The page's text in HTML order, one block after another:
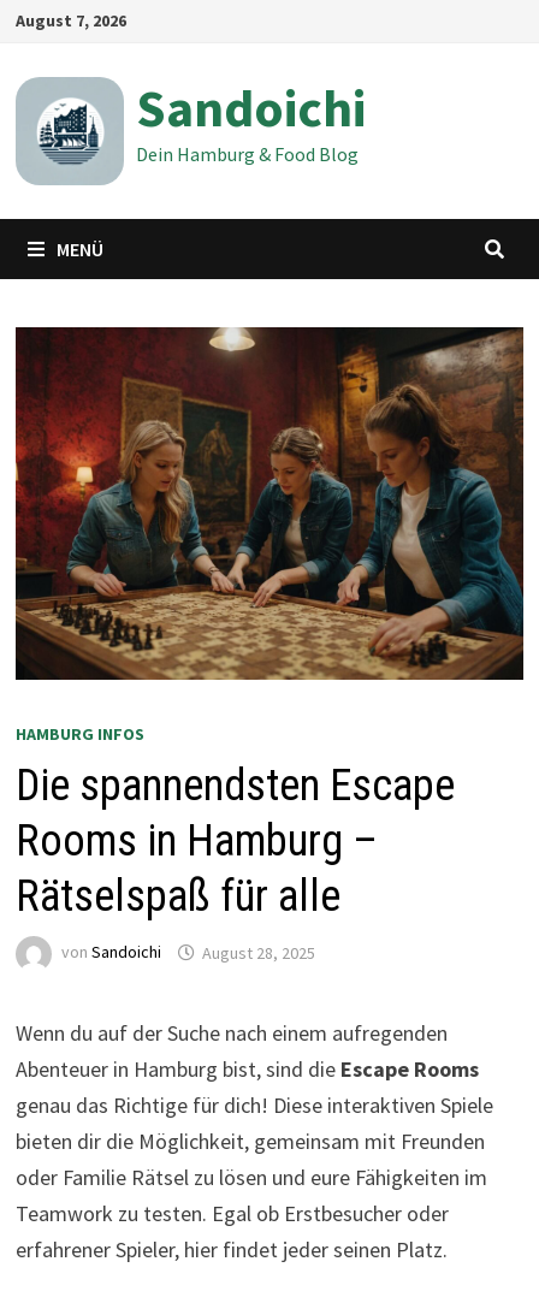
Zum
springen
August 7, 2026
Sandoichi
Dein Hamburg & Food Blog
MENÜ
HAMBURG INFOS
Die spannendsten Escape
Rooms in Hamburg –
Rätselspaß für alle
von Sandoichi August 28, 2025
Wenn du auf der Suche nach einem aufregenden
Abenteuer in Hamburg bist, sind die Escape Rooms
genau das Richtige für dich! Diese interaktiven Spiele
bieten dir die Möglichkeit, gemeinsam mit Freunden
oder Familie Rätsel zu lösen und eure Fähigkeiten im
Teamwork zu testen. Egal ob Erstbesucher oder
erfahrener Spieler, hier findet jeder seinen Platz.